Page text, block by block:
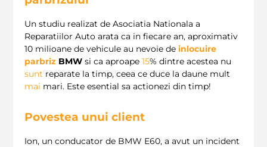
Un studiu realizat de Asociatia Nationala a
Reparatiilor Auto arata ca in fiecare an, aproximativ
10 milioane de vehicule au nevoie de inlocuire
parbriz BMW si ca aproape 15% dintre acestea nu
sunt reparate la timp, ceea ce duce la daune mult
mai mari. Este esential sa actionezi din timp!
Povestea unui client
Ion, un conducator de BMW E60, a avut un incident